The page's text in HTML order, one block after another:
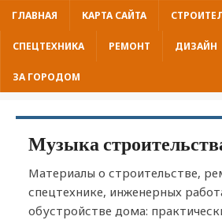
ГЛАВНАЯ КАРТА САЙТА
СПЕЦТЕХНИКА РЕМОНТ ДИЗАЙН
ЗА ГОРОДОМ
Музыка
Материалы о строительстве,
спецтехнике, инженерных
обустройстве дома: